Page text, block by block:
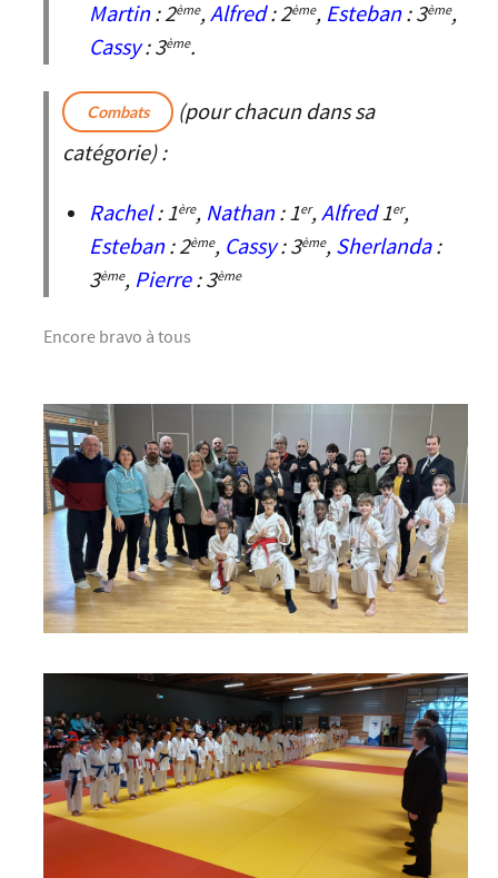
Martin: 2ème, Alfred: 2ème, Esteban: 3ème,
Cassy: 3ème.
Combats
(pour chacun dans sa
catégorie) :
Rachel: 1ère, Nathan: 1er, Alfred1er,
Esteban: 2ème, Cassy: 3ème, Sherlanda:
3ème, Pierre: 3ème
Encore bravo à tous